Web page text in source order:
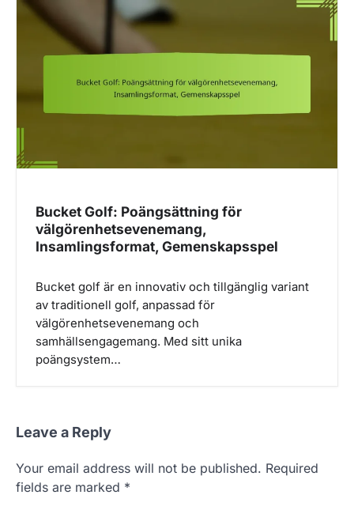
Bucket Golf: Poängsättning för
välgörenhetsevenemang,
Insamlingsformat, Gemenskapsspel
Bucket golf är en innovativ och tillgänglig variant
av traditionell golf, anpassad för
välgörenhetsevenemang och
samhällsengagemang. Med sitt unika
poängsystem…
Leave a Reply
Your email address will not be published. Required
fields are marked *